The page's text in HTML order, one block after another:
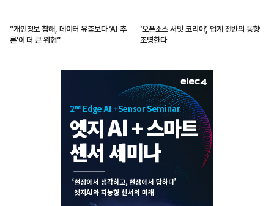
“개인정보 침해, 데이터 유출보다 ‘AI 추
론’이 더 큰 위협”
‘오픈소스 서밋 코리아’, 업계 전반의 동향
조명한다